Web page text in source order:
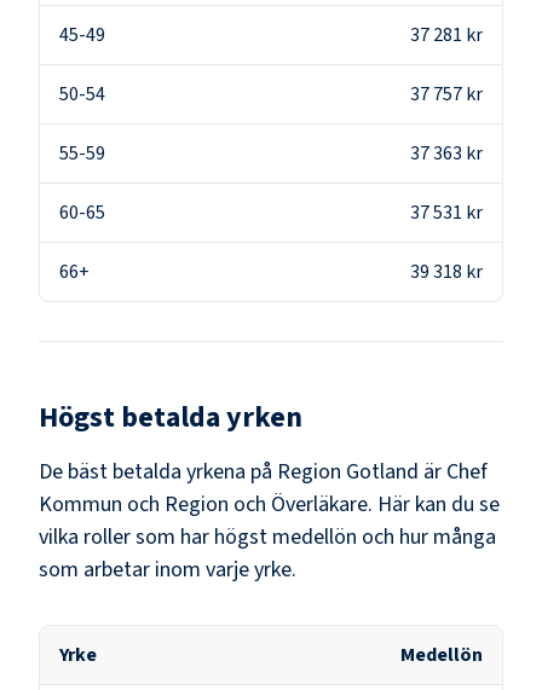
45-49 37 281 kr
50-54 37 757 kr
55-59 37 363 kr
60-65 37 531 kr
66+ 39 318 kr
Högst betalda yrken
De bäst betalda yrkena på Region Gotland är Chef
Kommun och Region och Överläkare. Här kan du se
vilka roller som har högst medellön och hur många
som arbetar inom varje yrke.
Yrke Medellön